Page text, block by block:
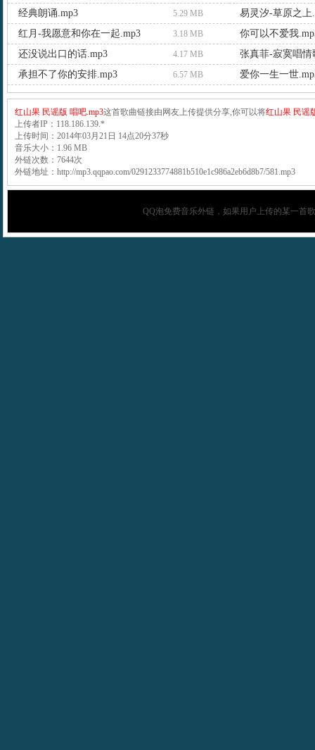
经典朗诵.mp3
5.29 MB
易灵汐-草原之上
红月-我愿意和你在一起.mp3
3.18 MB
你可以不爱我
还没说出口的话.mp3
4.17 MB
张真菲-寂寞唱情
承担不了你的安排.mp3
6.57 MB 爱你一生一世
红山果 民谣版 唱吧.mp3这首歌曲链接由网友上传提供分享,你可以将红山果 民谣
上传者IP：118.186.139.*
上传时间：2014年03月21日 14点20分37秒
音乐大小：1.96 MB
外链次数：7644次
外链地址：http://mp3.qqpao.com/0291233774881b510e1c986a2eb6d8b7/581.mp3
QQ泡免费音乐外链，如果用户上传的某一首